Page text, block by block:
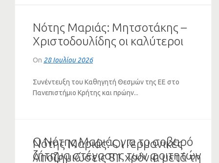
Νότης Μαριάς: Μητσοτάκης –
Χριστοδουλίδης οι καλύτεροι
πελάτες του Ερντογάν (VIDEO)
On 28 Ιουλίου 2026
Συνέντευξη του Καθηγητή Θεσμών της ΕΕ στο
Πανεπιστήμιο Κρήτης και πρώην...
Νότης Μαριάς: Οι Γερμανικές
Αποζημιώσεις 81 χρόνια μετά τη
Ο Νότης Μαριάς για το σοβαρό
ζήτημα στέγασης των φοιτητών